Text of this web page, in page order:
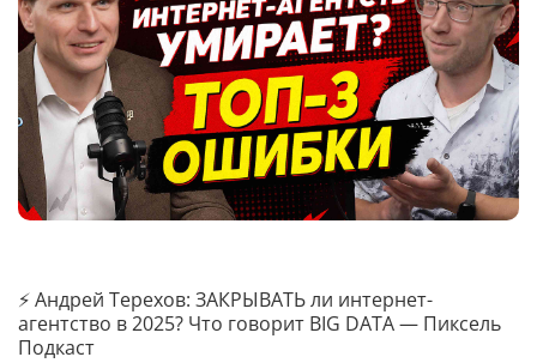
⚡️ Андрей Терехов: ЗАКРЫВАТЬ ли интернет-
агентство в 2025? Что говорит BIG DATA — Пиксель
Подкаст